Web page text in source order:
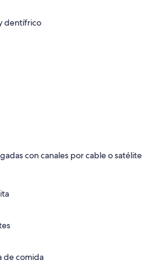
dentífrico
con canales por cable o satélite
de comida